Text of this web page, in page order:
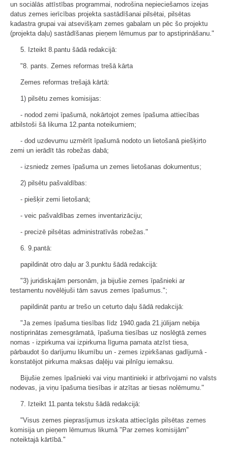
un sociālās attīstības programmai, nodrošina nepieciešamos izejas
datus zemes ierīcības projekta sastādīšanai pilsētai, pilsētas
kadastra grupai vai atsevišķam zemes gabalam un pēc šo projektu
(projekta daļu) sastādīšanas pieņem lēmumus par to apstiprināšanu."
5. Izteikt 8.pantu šādā redakcijā:
"8. pants. Zemes reformas trešā kārta
Zemes reformas trešajā kārtā:
1) pilsētu zemes komisijas:
- nodod zemi īpašumā, nokārtojot zemes īpašuma attiecības
atbilstoši šā likuma 12.panta noteikumiem;
- dod uzdevumu uzmērīt īpašumā nodoto un lietošanā piešķirto
zemi un ierādīt tās robežas dabā;
- izsniedz zemes īpašuma un zemes lietošanas dokumentus;
2) pilsētu pašvaldības:
- piešķir zemi lietošanā;
- veic pašvaldības zemes inventarizāciju;
- precizē pilsētas administratīvās robežas."
6. 9.pantā:
papildināt otro daļu ar 3.punktu šādā redakcijā:
"3) juridiskajām personām, ja bijušie zemes īpašnieki ar
testamentu novēlējuši tām savus zemes īpašumus.";
papildināt pantu ar trešo un ceturto daļu šādā redakcijā:
"Ja zemes īpašuma tiesības līdz 1940.gada 21.jūlijam nebija
nostiprinātas zemesgrāmatā, īpašuma tiesības uz noslēgtā zemes
nomas - izpirkuma vai izpirkuma līguma pamata atzīst tiesa,
pārbaudot šo darījumu likumību un - zemes izpirkšanas gadījumā -
konstatējot pirkuma maksas daļēju vai pilnīgu iemaksu.
Bijušie zemes īpašnieki vai viņu mantinieki ir atbrīvojami no valsts
nodevas, ja viņu īpašuma tiesības ir atzītas ar tiesas nolēmumu."
7. Izteikt 11.panta tekstu šādā redakcijā:
"Visus zemes pieprasījumus izskata attiecīgās pilsētas zemes
komisija un pieņem lēmumus likumā "Par zemes komisijām"
noteiktajā kārtībā."